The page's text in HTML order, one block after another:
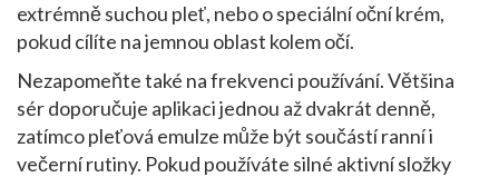
extrémně suchou pleť, nebo o speciální oční krém,
pokud cílíte na jemnou oblast kolem očí.
Nezapomeňte také na frekvenci používání. Většina
sér doporučuje aplikaci jednou až dvakrát denně,
zatímco pleťová emulze může být součástí ranní i
večerní rutiny. Pokud používáte silné aktivní složky